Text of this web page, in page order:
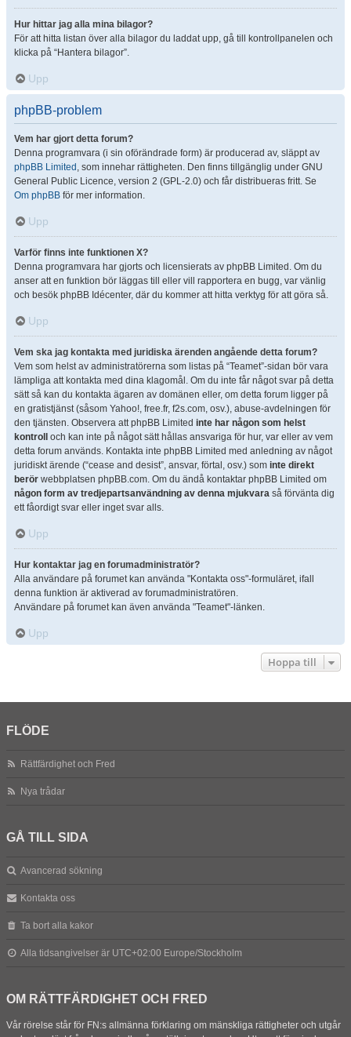
Hur hittar jag alla mina bilagor?
För att hitta listan över alla bilagor du laddat upp, gå till kontrollpanelen och
klicka på “Hantera bilagor”.
Upp
phpBB-problem
Vem har gjort detta forum?
Denna programvara (i sin oförändrade form) är producerad av, släppt av
phpBB Limited , som innehar rättigheten. Den finns tillgänglig under GNU
General Public Licence, version 2 (GPL-2.0) och får distribueras fritt. Se
Om phpBB för mer information.
Upp
Varför finns inte funktionen X?
Denna programvara har gjorts och licensierats av phpBB Limited. Om du
anser att en funktion bör läggas till eller vill rapportera en bugg, var vänlig
och besök phpBB Idécenter, där du kommer att hitta verktyg för att göra så.
Upp
Vem ska jag kontakta med juridiska ärenden angående detta forum?
Vem som helst av administratörerna som listas på “Teamet”-sidan bör vara
lämpliga att kontakta med dina klagomål. Om du inte får något svar på detta
sätt så kan du kontakta ägaren av domänen eller, om detta forum ligger på
en gratistjänst (såsom Yahoo!, free.fr, f2s.com, osv.), abuse-avdelningen för
den tjänsten. Observera att phpBB Limited inte har någon som helst
kontroll
och kan inte på något sätt hållas ansvariga för hur, var eller av vem
detta forum används. Kontakta inte phpBB Limited med anledning av något
juridiskt ärende (“cease and desist”, ansvar, förtal, osv.) som inte direkt
berör webbplatsen phpBB.com. Om du ändå kontaktar phpBB Limited om
någon form av tredjepartsanvändning av denna mjukvara så förvänta dig
ett fåordigt svar eller inget svar alls.
Upp
Hur kontaktar jag en forumadministratör?
Alla användare på forumet kan använda "Kontakta oss"-formuläret, ifall
denna funktion är aktiverad av forumadministratören.
Användare på forumet kan även använda "Teamet"-länken.
Upp
Hoppa till
FLÖDE
Rättfärdighet och Fred
Nya trådar
GÅ TILL SIDA
Avancerad sökning
Kontakta oss
Ta bort alla kakor
Alla tidsangivelser är UTC+02:00 Europe/Stockholm
OM RÄTTFÄRDIGHET OCH FRED
Vår rörelse står för FN:s allmänna förklaring om mänskliga rättigheter och utgår